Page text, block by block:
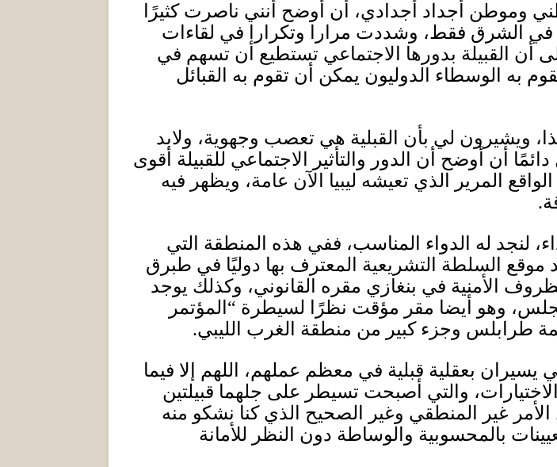
وموطن أجداد أجدادي، أن أوضح أنني ناصرت كثيرًا
في الشرق فقط، وشددت مرارا وتكرارا في لقاءات
القبيلة بدورها الاجتماعي تستطيع أن تسهم في
به الوسطاء الدوليون يمكن أن تقوم به القبائل
ويشيرون لي بأن القبلية هي تعصب وجهوية، ولابد
أن أوضح أن الدور والتأثير الاجتماعي للقبيلة أقوى
المرير الذي تعيشه ليبيا الآن عامة، ويظهر فيه
.
لنجد له الدواء المناسب، ففي هذه المنطقة التي
موقع السلطة التشريعية المعترف بها دوليًا في طبرق
الأمنية في بنغازي مقره القانوني، وكذلك يوجد
وهو أيضا مقر مؤقت نظرًا لسيطرة “المؤتمر
طرابلس وجزء كبير من منطقة الغرب الليبي.
بعقلية قبلية في معظم عملهم، اللهم إلا فيما
والتي أصبحت تسيطر على جلهما قبيلتين
الأمر غير المنطقي وغير الصحيح الذي كنا نشكو منه
بالمحسوبية والوساطة دون النظر للأمانة